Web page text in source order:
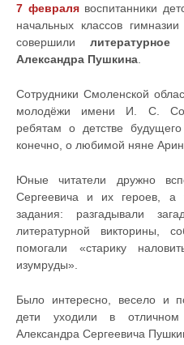
7 февралявоспитанники
начальных классов
совершили
Александра Пушкина
Сотрудники Смоленской
молодёжи имени И. С.
ребятам о детстве
конечно, о любимой няне
Юные читатели дружно
Сергеевича и их героев, а
задания: разгадывали
литературной викторины,
помогали «старику
изумруды».
Было интересно, весело и
дети уходили в
Александра Сергеевича